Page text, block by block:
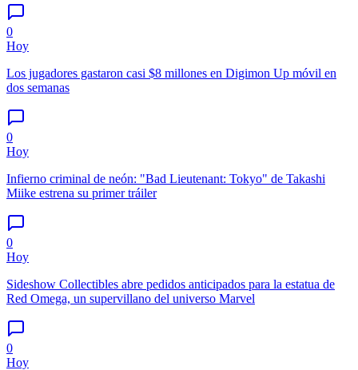
0
Hoy
Los jugadores gastaron casi $8 millones en Digimon Up móvil en
dos semanas
0
Hoy
Infierno criminal de neón: "Bad Lieutenant: Tokyo" de Takashi
Miike estrena su primer tráiler
0
Hoy
Sideshow Collectibles abre pedidos anticipados para la estatua de
Red Omega, un supervillano del universo Marvel
0
Hoy